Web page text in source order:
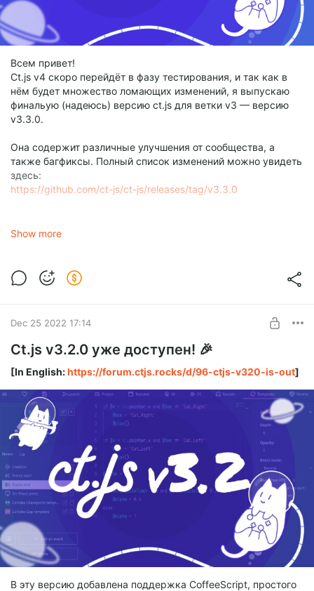
Всем привет!
Ct.js v4 скоро перейдёт в фазу тестирования, и так как в
нём будет множество ломающих изменений, я выпускаю
финальую (надеюсь) версию ct.js для ветки v3 — версию
v3.3.0.
Она содержит различные улучшения от сообщества, а
также багфиксы. Полный список изменений можно увидеть
здесь:
https://github.com/ct-js/ct-js/releases/tag/v3.3.0
поэтому, если вы использовали ct.js Nightly для своих
Скачать её можно здесь:
https://ctjs.rocks/ru/download/
Ct.js v4 will go into testing phase very soon, and as it will have
tons of breaking changes, I release the (hopefully) final ct.js
version for v3 branch — version v3.3.0. It has various
Show more
Dec 25 2022 17:14
Ct.js v3.2.0 уже доступен! 🎉
[In English:https://forum.ctjs.rocks/d/96-ctjs-v320-is-out]
В эту версию добавлена поддержка CoffeeScript, простого